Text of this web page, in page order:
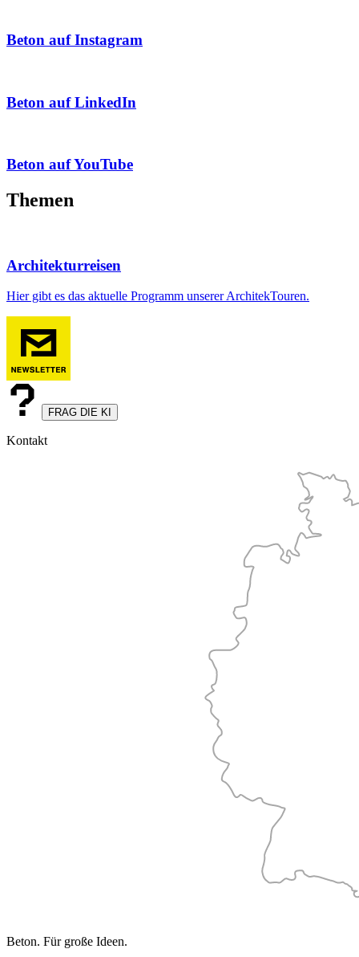
Beton auf Instagram
Beton auf LinkedIn
Beton auf YouTube
Themen
Architekturreisen
Hier gibt es das aktuelle Programm unserer ArchitekTouren.
FRAG DIE KI
Kontakt
Beton. Für große Ideen.